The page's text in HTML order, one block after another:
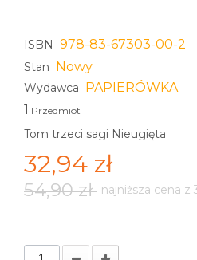
ISBN 978-83-67303-00-2
Stan Nowy
Wydawca PAPIERÓWKA
1 Przedmiot
Tom trzeci sagi Nieugięta
32,94 zł
54,90 zł najniższa cena z